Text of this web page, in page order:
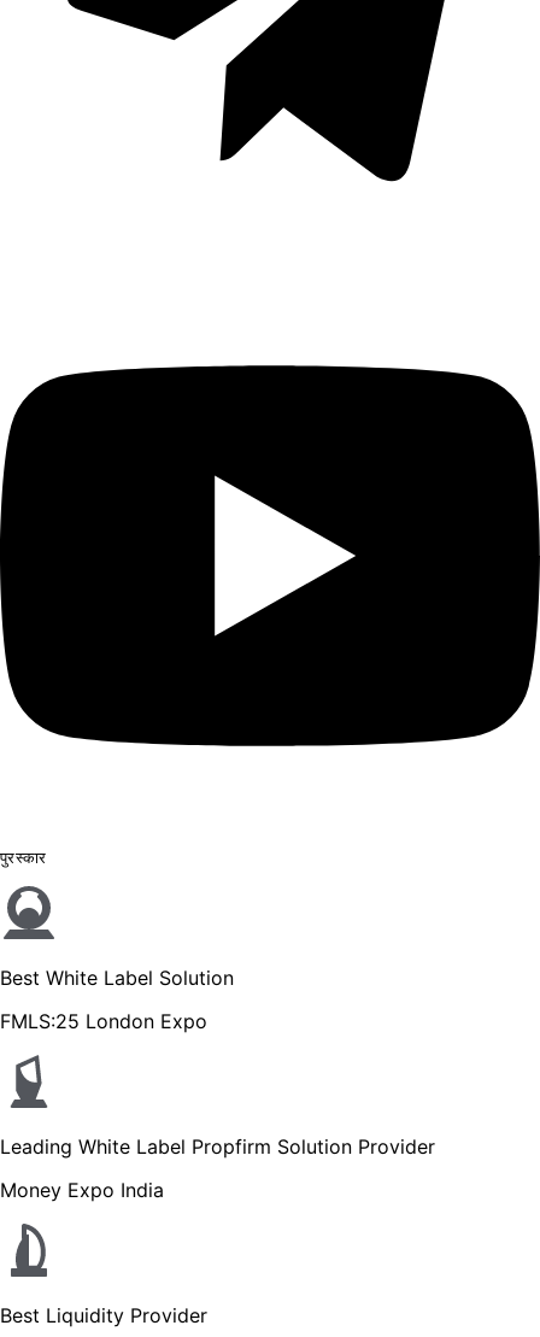
पुरस्कार
Best White Label Solution
FMLS:25 London Expo
Leading White Label Propfirm Solution Provider
Money Expo India
Best Liquidity Provider